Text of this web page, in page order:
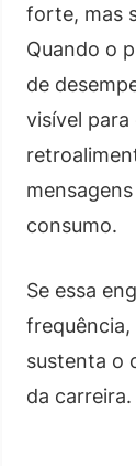
forte, mas
Quando o
de
visível
consumo.
Se essa
sustenta o
da carreira.